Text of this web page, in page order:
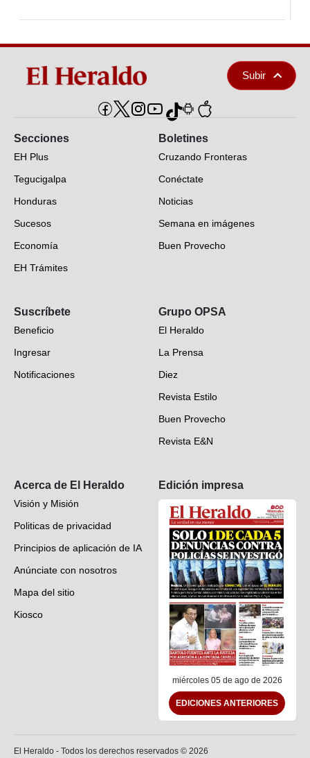
Subir
Secciones
EH Plus
Tegucigalpa
Honduras
Sucesos
Economía
EH Trámites
EH Verifica
Fotogalerías
Deportes
Videos
Boletines
Cruzando Fronteras
Conéctate
Noticias
Semana en imágenes
Buen Provecho
Suscríbete
Beneficio
Ingresar
Notificaciones
Grupo OPSA
El Heraldo
La Prensa
Diez
Revista Estilo
Buen Provecho
Revista E&N
Acerca de El Heraldo
Visión y Misión
Politicas de privacidad
Principios de aplicación de IA
Anúnciate con nosotros
Mapa del sitio
Kiosco
Edición impresa
miércoles 05 de ago de 2026
EDICIONES ANTERIORES
El Heraldo - Todos los derechos reservados © 2026